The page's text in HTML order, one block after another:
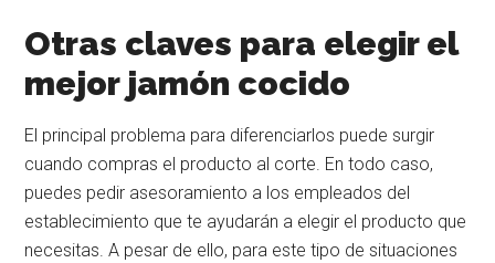
Otras claves para elegir el
mejor jamón cocido
El principal problema para diferenciarlos puede surgir
cuando compras el producto al corte. En todo caso,
puedes pedir asesoramiento a los empleados del
establecimiento que te ayudarán a elegir el producto que
necesitas. A pesar de ello, para este tipo de situaciones